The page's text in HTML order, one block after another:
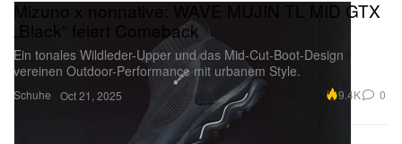
Schuhe
Mizuno x nonnative: WAVE MUJIN TL MID GTX
„Black“ feiert Comeback
Ein tonales Wildleder-Upper und das Mid-Cut-Boot-Design
vereinen Outdoor-Performance mit urbanem Style.
Oct 21, 2025 9.4K 0